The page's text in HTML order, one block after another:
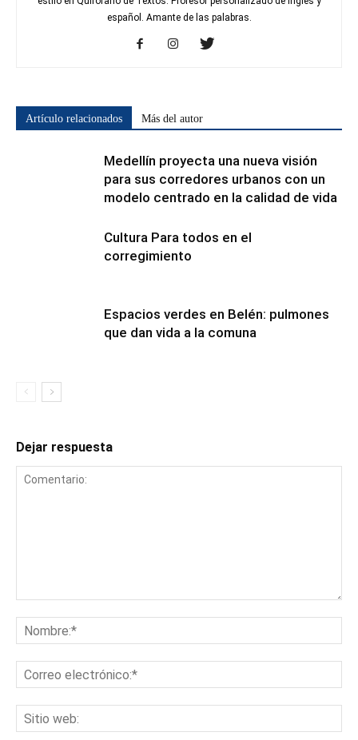
español. Amante de las palabras.
Artículo relacionados Más del autor
Medellín proyecta una nueva visión
para sus corredores urbanos con un
modelo centrado en la calidad de vida
Cultura Para todos en el
corregimiento
Espacios verdes en Belén: pulmones
que dan vida a la comuna
Dejar respuesta